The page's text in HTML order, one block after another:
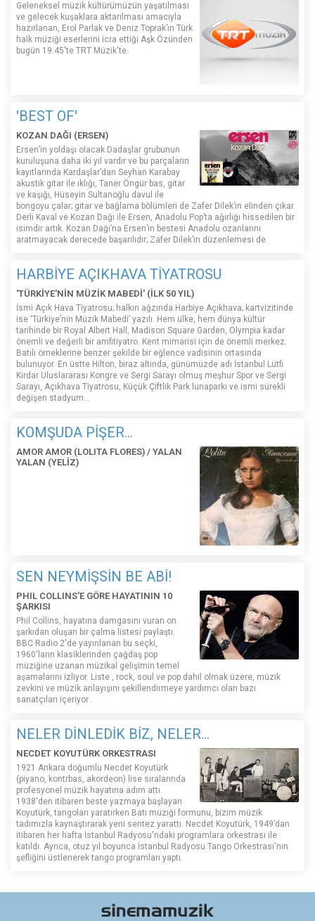
Geleneksel müzik kültürümüzün yaşatılması
ve gelecek kuşaklara aktarılması amacıyla
hazırlanan, Erol Parlak ve Deniz Toprak’ın Türk
halk müziği eserlerini icra ettiği Aşk Özünden
bugün 19.45'te TRT Müzik'te.
'BEST OF'
KOZAN DAĞI (ERSEN)
Ersen’in yoldaşı olacak Dadaşlar grubunun
kuruluşuna daha iki yıl vardır ve bu parçaların
kayıtlarında Kardaşlar’dan Seyhan Karabay
akustik gitar ile ıklığı, Taner Öngür bas, gitar
ve kaşığı, Hüseyin Sultanoğlu davul ile
bongoyu çalar; gitar ve bağlama bölümleri de Zafer Dilek’in elinden çıkar.
Derli Kaval ve Kozan Dağı ile Ersen, Anadolu Pop’ta ağırlığı hissedilen bir
isimdir artık. Kozan Dağı’na Ersen’in bestesi Anadolu ozanlarını
aratmayacak derecede başarılıdır; Zafer Dilek’in düzenlemesi de.
HARBİYE AÇIKHAVA TİYATROSU
'TÜRKİYE'NİN MÜZİK MABEDİ' (İLK 50 YIL)
İsmi Açık Hava Tiyatrosu; halkın ağzında Harbiye Açıkhava; kartvizitinde
ise ‘Türkiye’nin Müzik Mabedi’ yazılı. Hem ülke, hem dünya kültür
tarihinde bir Royal Albert Hall, Madison Square Garden, Olympia kadar
önemli ve değerli bir amfitiyatro. Kent mimarisi için de önemli merkez.
Batılı örneklerine benzer şekilde bir eğlence vadisinin ortasında
bulunuyor. En üstte Hilton, biraz altında, günümüzde adı İstanbul Lütfi
Kırdar Uluslararası Kongre ve Sergi Sarayı olmuş meşhur Spor ve Sergi
Sarayı, Açıkhava Tiyatrosu, Küçük Çiftlik Park lunaparkı ve ismi sürekli
değişen stadyum…
KOMŞUDA PİŞER...
AMOR AMOR (LOLITA FLORES) / YALAN
YALAN (YELİZ)
SEN NEYMİŞSİN BE ABİ!
PHIL COLLINS'E GÖRE HAYATININ 10
ŞARKISI
Phil Collins, hayatına damgasını vuran on
şarkıdan oluşan bir çalma listesi paylaştı.
BBC Radio 2'de yayınlanan bu seçki,
1960'ların klasiklerinden çağdaş pop
müziğine uzanan müzikal gelişimin temel
aşamalarını izliyor. Liste , rock, soul ve pop dahil olmak üzere, müzik
zevkini ve müzik anlayışını şekillendirmeye yardımcı olan bazı
sanatçıları içeriyor .
NELER DİNLEDİK BİZ, NELER...
NECDET KOYUTÜRK ORKESTRASI
1921 Ankara doğumlu Necdet Koyutürk
(piyano, kontrbas, akordeon) lise sıralarında
profesyonel müzik hayatına adım attı.
1938'den itibaren beste yazmaya başlayan
Koyutürk, tangoları yaratırken Batı müziği formunu, bizim müzik
tadımızla kaynaştırarak yeni sentez yarattı. Necdet Koyutürk, 1949’dan
itibaren her hafta İstanbul Radyosu'ndaki programlara orkestrası ile
katıldı. Ayrıca, otuz yıl boyunca İstanbul Radyosu Tango Orkestrası'nın
şefliğini üstlenerek tango programları yaptı.